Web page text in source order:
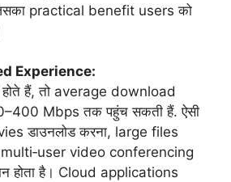
practical benefit users को
Experience:
हैं, तो average download
Mbps तक पहुंच सकती हैं. ऐसी
डाउनलोड करना, large files
video conferencing
होता है। Cloud applications